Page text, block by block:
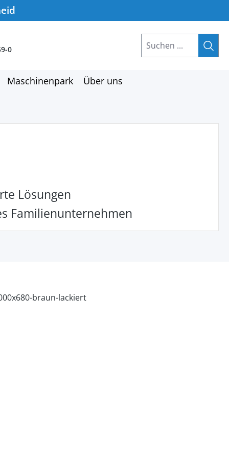
0
Maschinenpark Über uns
Lösungen
Familienunternehmen